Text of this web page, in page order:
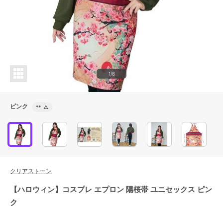
1/6
ピンク ** △
クリアストーン
【ハロウィン】コスプレ エプロン 陽桜帯 ユニセックス ピン
ク